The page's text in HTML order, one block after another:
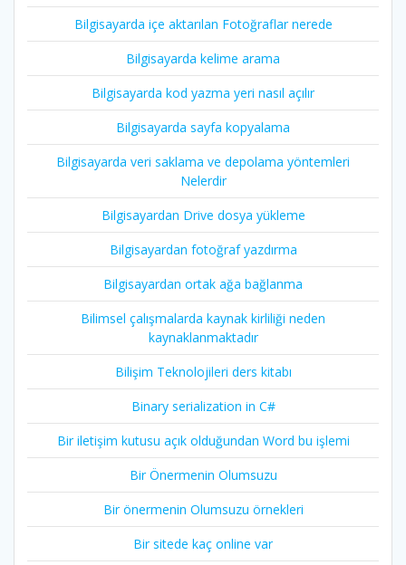
Bilgisayarda içe aktarılan Fotoğraflar nerede
Bilgisayarda kelime arama
Bilgisayarda kod yazma yeri nasıl açılır
Bilgisayarda sayfa kopyalama
Bilgisayarda veri saklama ve depolama yöntemleri
Nelerdir
Bilgisayardan Drive dosya yükleme
Bilgisayardan fotoğraf yazdırma
Bilgisayardan ortak ağa bağlanma
Bilimsel çalışmalarda kaynak kirliliği neden
kaynaklanmaktadır
Bilişim Teknolojileri ders kitabı
Binary serialization in C#
Bir iletişim kutusu açık olduğundan Word bu işlemi
Bir Önermenin Olumsuzu
Bir önermenin Olumsuzu örnekleri
Bir sitede kaç online var